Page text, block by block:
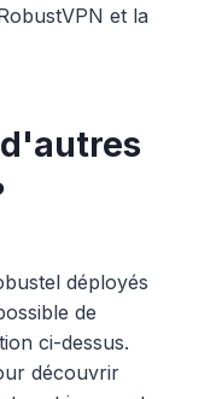
et la
déployés
de
ci-dessus.
découvrir